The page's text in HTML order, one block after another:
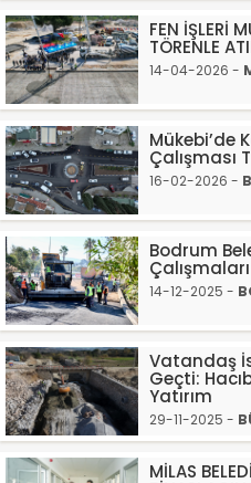
FEN İŞLERİ
TÖRENLE
14-04-2026 -
Mükebi’de
Çalışması
16-02-2026 -
Bodrum
Çalışmaları
14-12-2025 -
Vatandaş
Geçti:
Yatırım
29-11-2025 -
MİLAS